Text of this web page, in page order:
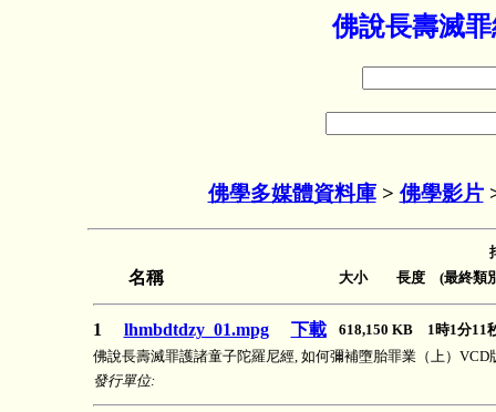
佛說長壽滅
佛學多媒體資料庫> 佛學影片
名稱 大小 長度 (最終類
1 lhmbdtdzy_01.mpg 下載
618,150 KB 1時1分
佛說長壽滅罪護諸童子陀羅尼經, 如何彌補墮胎罪業（上）VCD
發行單位: